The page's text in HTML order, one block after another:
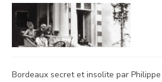
Bordeaux secret et insolite par